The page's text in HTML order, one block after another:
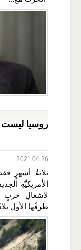
روسيا ليست
2021.04.26
ثلاثةُ أشهرٍ
الأمريكيَّةِ
لإشعالِ حربٍ
طرفُها الأول